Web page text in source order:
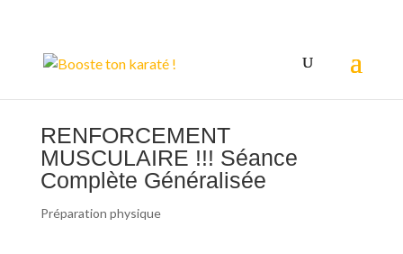
RENFORCEMENT
MUSCULAIRE !!! Séance
Complète Généralisée
Préparation physique